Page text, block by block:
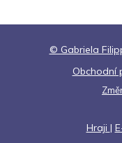
© Gabriela
Obchodní
Hraji |